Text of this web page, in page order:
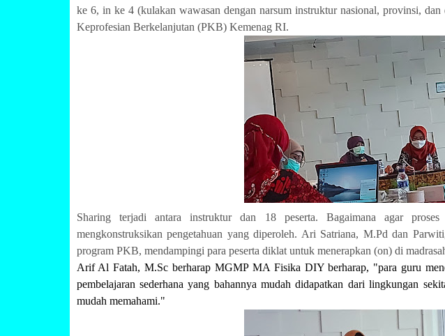
ke 6, in ke 4 (kulakan wawasan dengan narsum instruktur nasional, provinsi, dan
Keprofesian Berkelanjutan (PKB) Kemenag RI.
Sharing terjadi antara instruktur dan 18 peserta. Bagaimana agar
mengkonstruksikan pengetahuan yang diperoleh. Ari Satriana, M.Pd dan
program PKB, mendampingi para peserta diklat untuk menerapkan (on) di
Arif Al Fatah, M.Sc berharap MGMP MA Fisika DIY berharap, "para guru
pembelajaran sederhana yang bahannya mudah didapatkan dari lingkungan
mudah memahami."